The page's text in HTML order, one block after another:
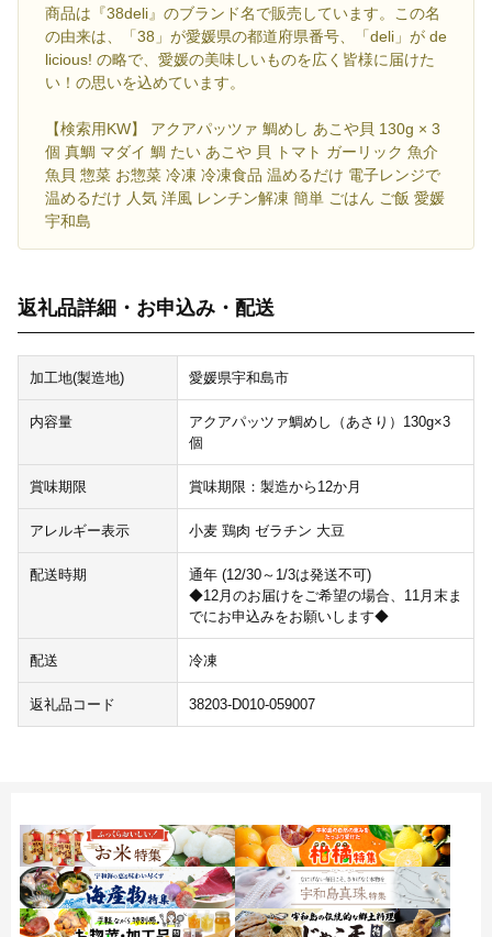
商品は『38deli』のブランド名で販売しています。この名
の由来は、「38」が愛媛県の都道府県番号、「deli」が de
licious! の略で、愛媛の美味しいものを広く皆様に届けた
い！の思いを込めています。
【検索用KW】 アクアパッツァ 鯛めし あこや貝 130g × 3
個 真鯛 マダイ 鯛 たい あこや 貝 トマト ガーリック 魚介
魚貝 惣菜 お惣菜 冷凍 冷凍食品 温めるだけ 電子レンジで
温めるだけ 人気 洋風 レンチン解凍 簡単 ごはん ご飯 愛媛
宇和島
返礼品詳細・お申込み・配送
加工地(製造地) 愛媛県宇和島市
内容量
アクアパッツァ鯛めし（あさり）130g×3
個
賞味期限 賞味期限：製造から12か月
アレルギー表示 小麦 鶏肉 ゼラチン 大豆
配送時期
通年 (12/30～1/3は発送不可)
◆12月のお届けをご希望の場合、11月末ま
でにお申込みをお願いします◆
配送 冷凍
返礼品コード 38203-D010-059007